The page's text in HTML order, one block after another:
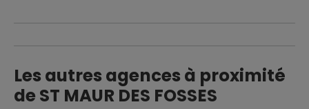
Les autres agences à proximité
de ST MAUR DES FOSSES